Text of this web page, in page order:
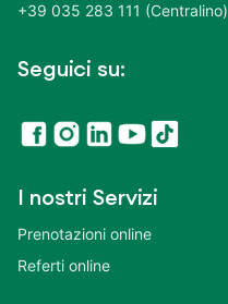
+39 035 283 111 (Centralino)
Seguici su:
I nostri Servizi
Prenotazioni online
Referti online